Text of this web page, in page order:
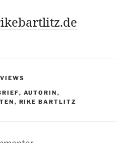
, AUTORIN ,
, RIKE BARTLITZ